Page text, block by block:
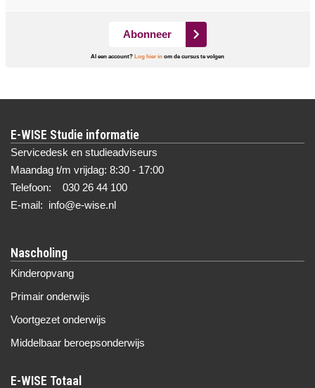
Abonneer
Al een account? Log hier in om de cursus te volgen
E-WISE Studie informatie
Servicedesk en studieadviseurs
Maandag t/m vrijdag: 8:30 - 17:00
Telefoon: 030 26 44 100
E-mail: info@e-wise.nl
Nascholing
Kinderopvang
Primair onderwijs
Voortgezet onderwijs
Middelbaar beroepsonderwijs